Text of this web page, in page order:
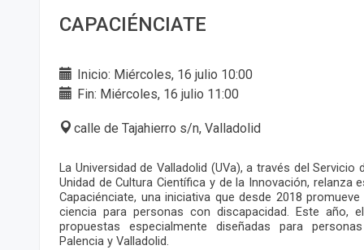
CAPACIÉNCIATE
Inicio: Miércoles, 16 julio 10:00
Fin: Miércoles, 16 julio 11:00
calle de Tajahierro s/n, Valladolid
La Universidad de Valladolid (UVa), a través del
Unidad de Cultura Científica y de la Innovación, relanza
Capaciénciate, una iniciativa que desde 2018
ciencia para personas con discapacidad. Este año,
propuestas especialmente diseñadas para
Palencia y Valladolid.